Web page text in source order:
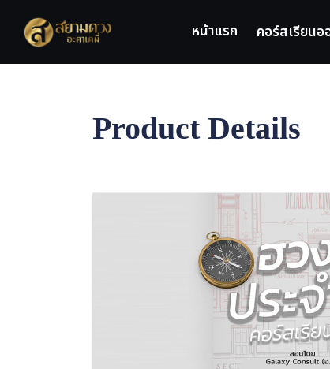
content
หน้าแรก คอร์สเรียนอ
Product Details